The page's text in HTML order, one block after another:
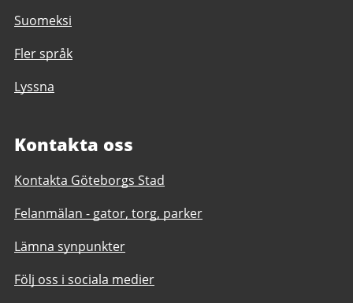
Suomeksi
Fler språk
Lyssna
Kontakta oss
Kontakta Göteborgs Stad
Felanmälan - gator, torg, parker
Lämna synpunkter
Följ oss i sociala medier